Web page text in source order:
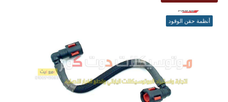
أنظمة حقن الوقود